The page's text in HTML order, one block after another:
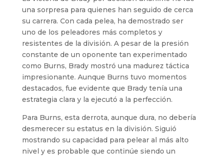
una sorpresa para quienes han seguido de cerca
su carrera. Con cada pelea, ha demostrado ser
uno de los peleadores más completos y
resistentes de la división. A pesar de la presión
constante de un oponente tan experimentado
como Burns, Brady mostró una madurez táctica
impresionante. Aunque Burns tuvo momentos
destacados, fue evidente que Brady tenía una
estrategia clara y la ejecutó a la perfección.
Para Burns, esta derrota, aunque dura, no debería
desmerecer su estatus en la división. Siguió
mostrando su capacidad para pelear al más alto
nivel y es probable que continúe siendo un